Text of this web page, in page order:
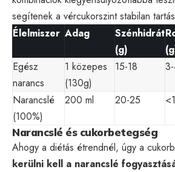
segítenek a vércukorszint stabilan
Élelmiszer Adag
Szénhidrát
(g)
Egész
narancs
1 közepes
(130g)
15-18
Narancslé
(100%)
200 ml 20-25 <1
Narancslé és cukorbetegség
Ahogy a diétás étrendnél, úgy a
kerülni kell a narancslé